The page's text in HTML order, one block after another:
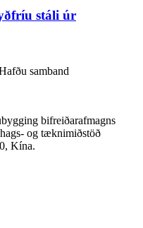
stáli úr
samband
bifreiðarafmagns
og tæknimiðstöð
Kína.